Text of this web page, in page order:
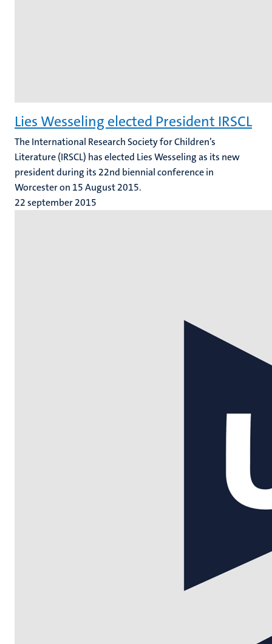
Lies Wesseling elected President IRSCL
The International Research Society for Children’s
Literature (IRSCL) has elected Lies Wesseling as its new
president during its 22nd biennial conference in
Worcester on 15 August 2015.
22 september 2015